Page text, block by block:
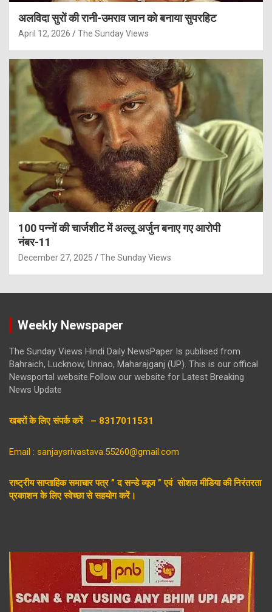
अलविदा सुरों की रानी-उमराव जान को बनाया सुपरहिट
April 12, 2026 The Sunday Views
100 पन्नों की चार्जशीट में अल्लू अर्जुन बनाए गए आरोपी
नंबर-11
December 27, 2025 The Sunday Views
Weekly Newspaper
The Sunday Views Hindi Daily NewsPaper Is publised from
Bahraich, Lucknow, Unnao, Maharajganj (UP). This is our offical
Newsportal website.Follow our website for Latest Breaking
News Update
खबरों के लिए संपर्क करें – 8317011531
Email : sanjaysrivastava.55260@gmail.com
राष्ट्रीय साप्ताहिक समाचार पत्र ” द सन्डे व्यूज ” एवं सोशल मीडिया की निरंतरता
प्रकाशन के लिए स्वेच्छा से सहयोग करें।